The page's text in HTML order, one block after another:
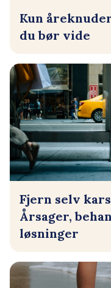
Kun
du bør vide
Fjern selv
Årsager,
løsninger